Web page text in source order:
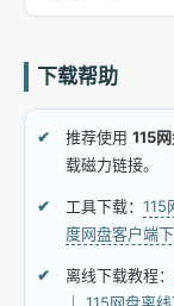
下载帮助
推荐使用 115
载磁力链接。
工具下载： 115
度网盘客户端
离线下载教程：